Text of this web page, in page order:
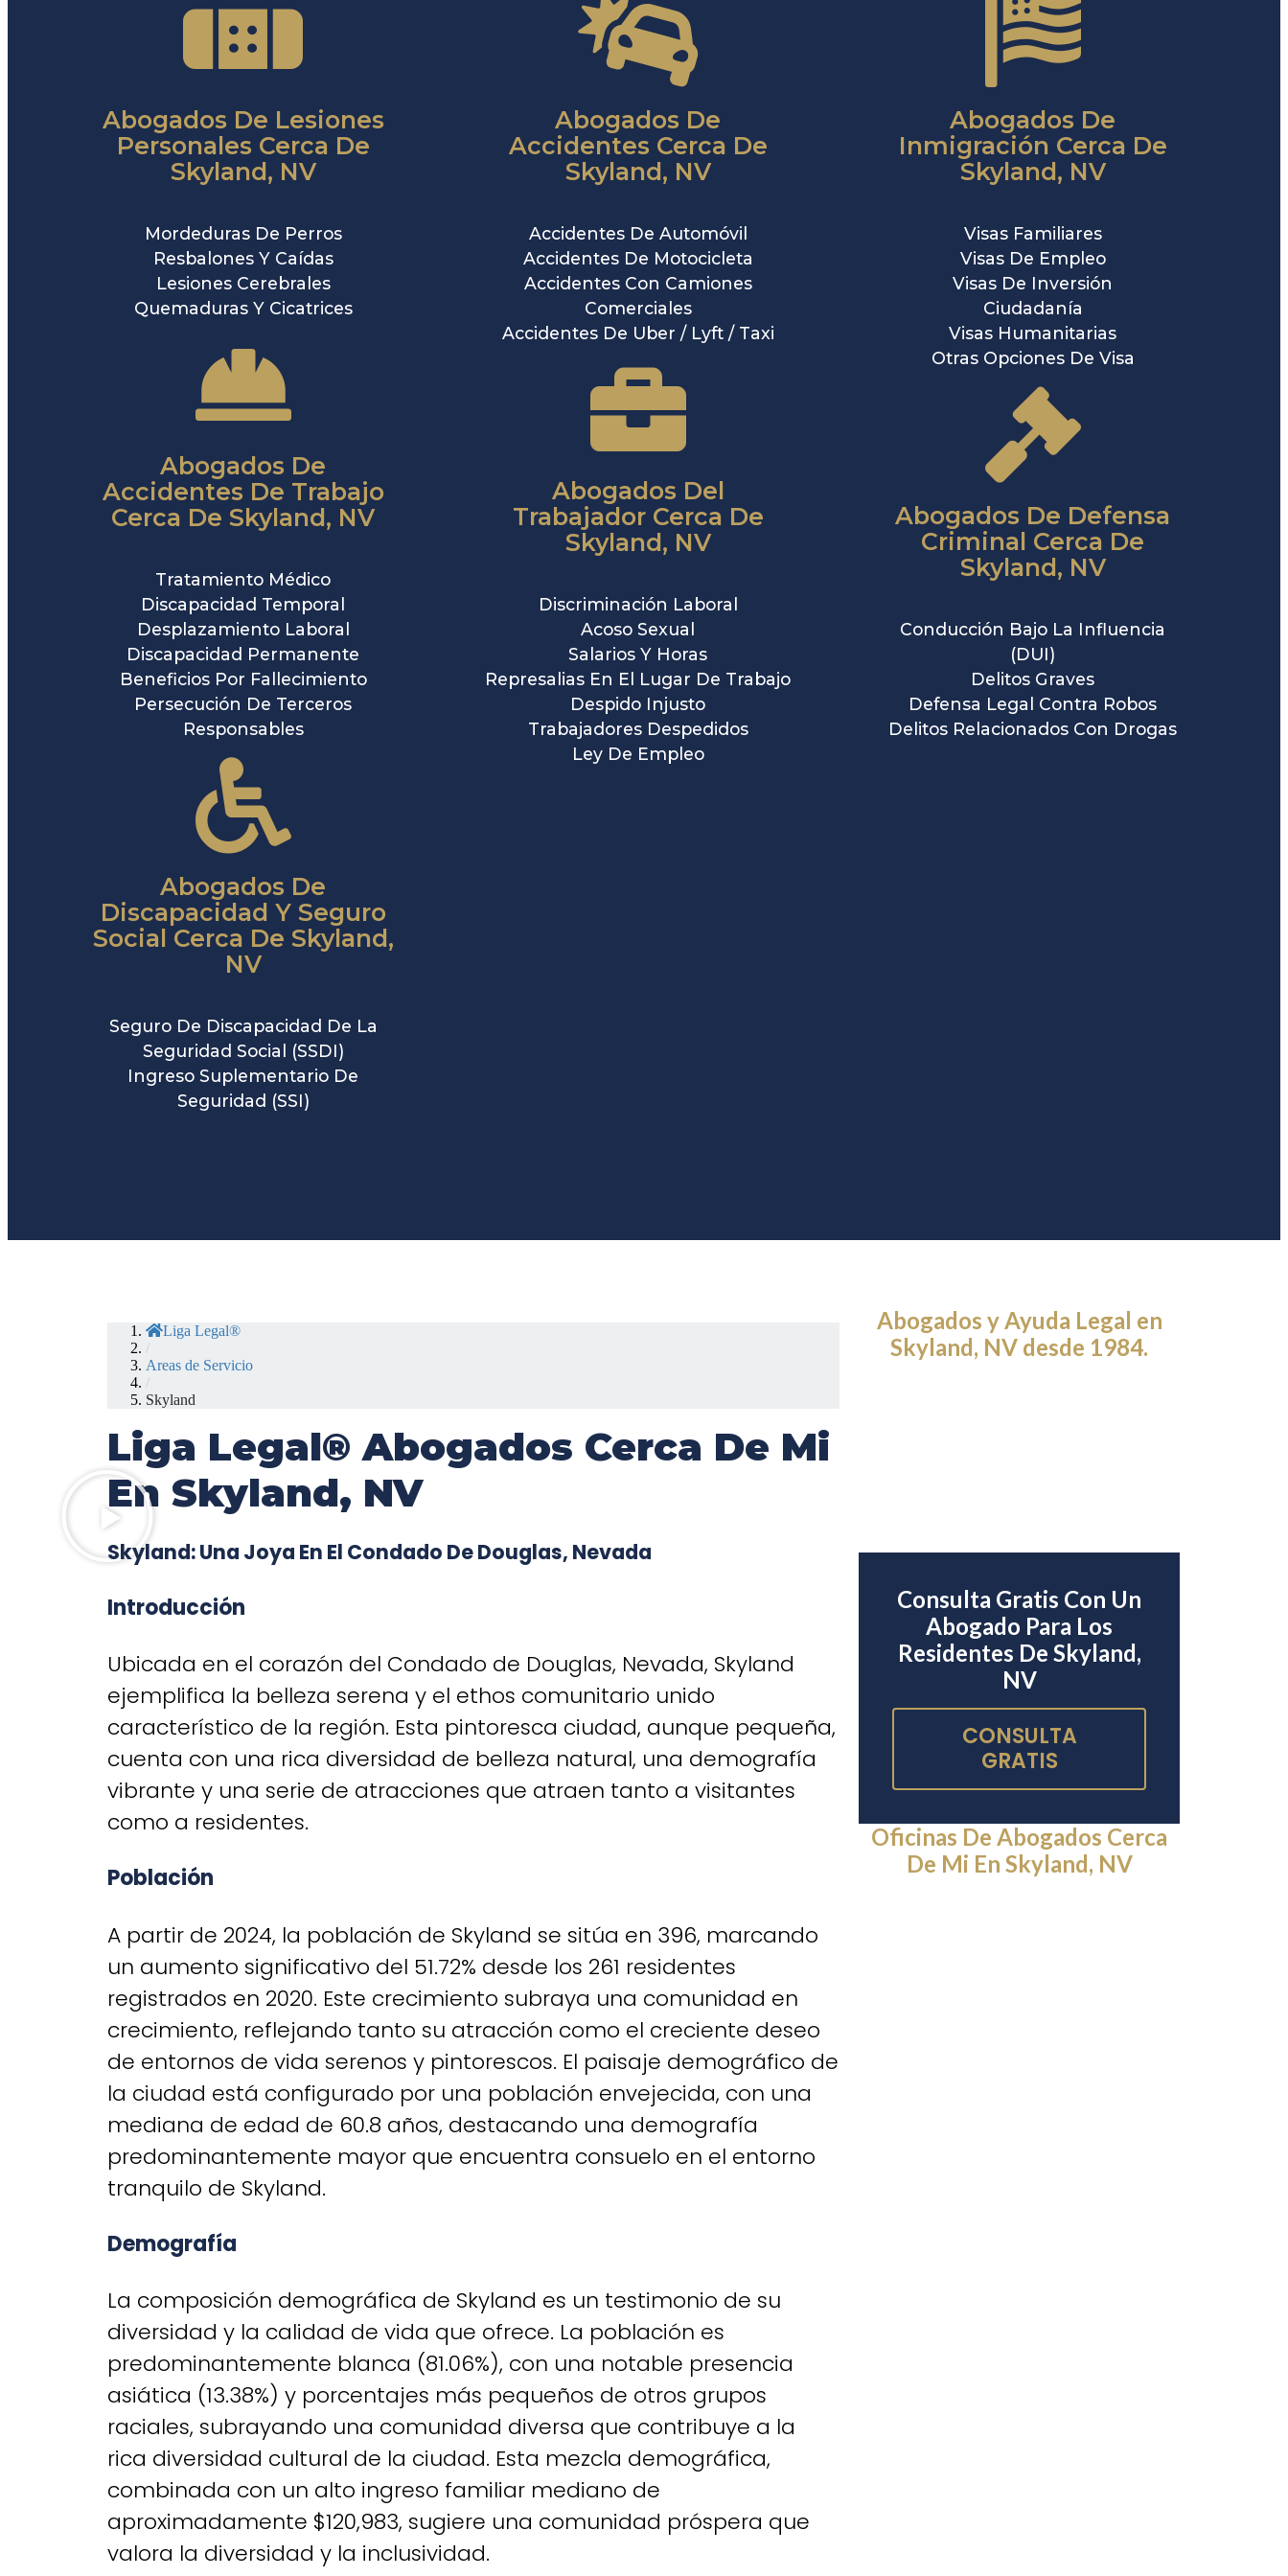
Abogados De Lesiones
Personales Cerca De
Skyland, NV
Mordeduras De Perros
Resbalones Y Caídas
Lesiones Cerebrales
Quemaduras Y Cicatrices
Abogados De
Accidentes De Trabajo
Cerca De Skyland, NV
Tratamiento Médico
Discapacidad Temporal
Desplazamiento Laboral
Discapacidad Permanente
Beneficios Por Fallecimiento
Persecución De Terceros
Responsables
Abogados De
Discapacidad Y Seguro
Social Cerca De Skyland,
NV
Seguro De Discapacidad De La
Seguridad Social (SSDI)
Ingreso Suplementario De
Seguridad (SSI)
Abogados De
Accidentes Cerca De
Skyland, NV
Accidentes De Automóvil
Accidentes De Motocicleta
Accidentes Con Camiones
Comerciales
Accidentes De Uber / Lyft / Taxi
Abogados Del
Trabajador Cerca De
Skyland, NV
Discriminación Laboral
Acoso Sexual
Salarios Y Horas
Represalias En El Lugar De Trabajo
Despido Injusto
Trabajadores Despedidos
Ley De Empleo
Abogados De
Inmigración Cerca De
Skyland, NV
Visas Familiares
Visas De Empleo
Visas De Inversión
Ciudadanía
Visas Humanitarias
Otras Opciones De Visa
Abogados De Defensa
Criminal Cerca De
Skyland, NV
Conducción Bajo La Influencia
(DUI)
Delitos Graves
Defensa Legal Contra Robos
Delitos Relacionados Con Drogas
Liga Legal®
/
Areas de Servicio
/
Skyland
Liga Legal® Abogados Cerca De Mi
En Skyland, NV
Skyland: Una Joya En El Condado De Douglas, Nevada
Introducción
Ubicada en el corazón del Condado de Douglas, Nevada, Skyland
ejemplifica la belleza serena y el ethos comunitario unido
característico de la región. Esta pintoresca ciudad, aunque pequeña,
cuenta con una rica diversidad de belleza natural, una demografía
vibrante y una serie de atracciones que atraen tanto a visitantes
como a residentes.
Población
A partir de 2024, la población de Skyland se sitúa en 396, marcando
un aumento significativo del 51.72% desde los 261 residentes
registrados en 2020. Este crecimiento subraya una comunidad en
crecimiento, reflejando tanto su atracción como el creciente deseo
de entornos de vida serenos y pintorescos. El paisaje demográfico de
la ciudad está configurado por una población envejecida, con una
mediana de edad de 60.8 años, destacando una demografía
predominantemente mayor que encuentra consuelo en el entorno
tranquilo de Skyland.
Demografía
La composición demográfica de Skyland es un testimonio de su
diversidad y la calidad de vida que ofrece. La población es
predominantemente blanca (81.06%), con una notable presencia
asiática (13.38%) y porcentajes más pequeños de otros grupos
raciales, subrayando una comunidad diversa que contribuye a la
rica diversidad cultural de la ciudad. Esta mezcla demográfica,
combinada con un alto ingreso familiar mediano de
aproximadamente $120,983, sugiere una comunidad próspera que
valora la diversidad y la inclusividad.
Abogados y Ayuda Legal en
Skyland, NV desde 1984.
Consulta Gratis Con Un
Abogado Para Los
Residentes De Skyland,
NV
CONSULTA
GRATIS
Oficinas De Abogados Cerca
De Mi En Skyland, NV